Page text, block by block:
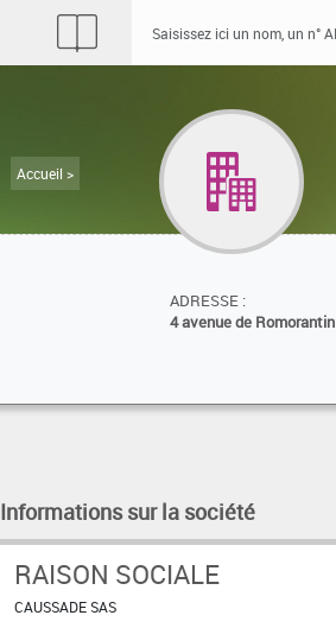
Accueil >
ADRESSE :
4 avenue de Romorantin
Informations sur la société
RAISON SOCIALE
CAUSSADE SAS